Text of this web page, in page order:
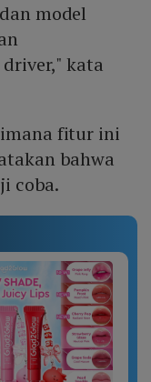
model
kata
fitur ini
bahwa
coba.